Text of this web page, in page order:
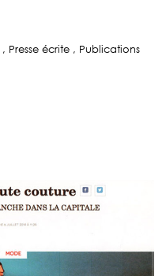
, Presse écrite , Publications